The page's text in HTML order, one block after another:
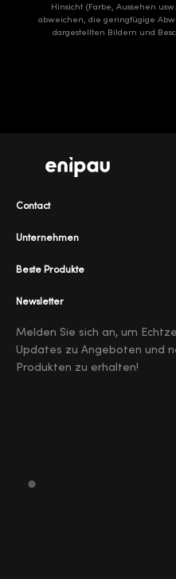
Hinsicht (Farbe, Aussehen
abweichen, die geringfügige
dargestellten Bildern und
Unternehmen
Beste Produkte
Contact
Newsletter
Melden Sie sich an, um
Updates zu Angeboten und
Produkten zu erhalten!